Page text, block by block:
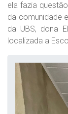
ela fazia
da comunidade
da UBS, dona
localizada a